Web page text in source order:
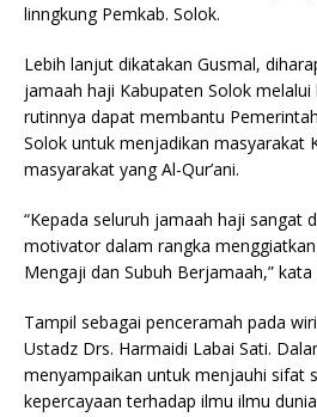
linngkung Pemkab. Solok.
Lebih lanjut dikatakan Gusmal,
jamaah haji Kabupaten Solok
rutinnya dapat membantu
Solok untuk menjadikan masyarakat
masyarakat yang Al-Qur’ani.
“Kepada seluruh jamaah haji sangat
motivator dalam rangka
Mengaji dan Subuh Berjamaah,” kata
Tampil sebagai penceramah pada
Ustadz Drs. Harmaidi Labai Sati.
menyampaikan untuk menjauhi sifat
kepercayaan terhadap ilmu ilmu